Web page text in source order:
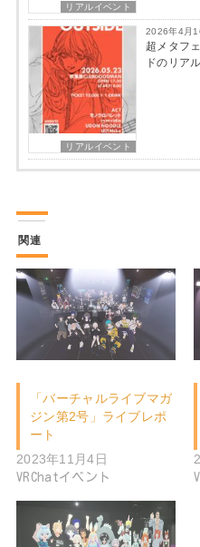
リアルイベント
リアルイベント
2026年4月
超メタフ
ドのリア
関連
「バーチャルライブマガ
ジン第2号」ライブレポ
ート
2023年11月4日
VRChatイベント